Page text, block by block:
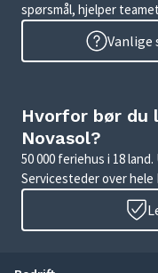
spørsmål, hjelper
Hvorfor bør
Novasol?
50 000 feriehus i 18
Servicesteder over hele